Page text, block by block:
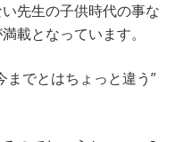
先生の子供時代の事な
載となっています。
までとはちょっと違う”